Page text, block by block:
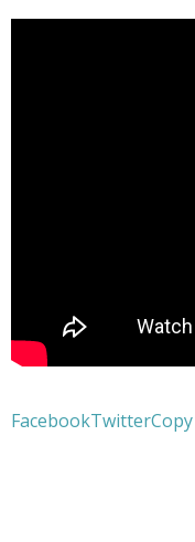
FacebookTwitter